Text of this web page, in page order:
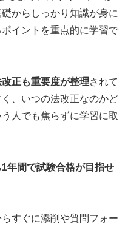
からしっかり知識が身に
イントを重点的に学習で
改正も重要度が整理されて
、いつの法改正なのかど
人でも焦らずに学習に取
年間で試験合格が目指せ
すぐに添削や質問フォー